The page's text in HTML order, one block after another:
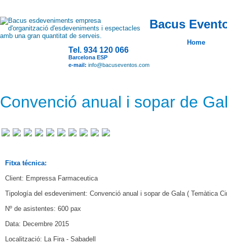
Bacus
Home
Tel. 934 120 066
Barcelona ESP
e-mail: info@bacuseventos.com
Convenció anual i sopar de
Fitxa técnica:
Client: Empressa Farmaceutica
Tipología del esdeveniment: Convenció anual i sopar de Gala ( Temàtica
Nº de asistentes: 600 pax
Data: Decembre 2015
Localització: La Fira - Sabadell